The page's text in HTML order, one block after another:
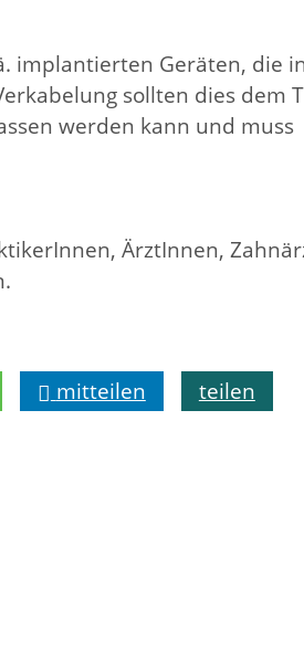
implantierten Geräten, die
sollten dies
werden kann und muss
ÄrztInnen,
mitteilen teilen